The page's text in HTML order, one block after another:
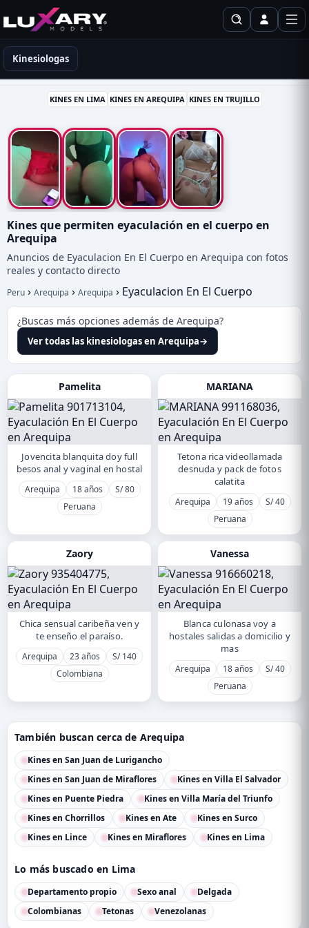
Kinesiólogas en Perú
Kinesiologas
KINES EN LIMA KINES EN AREQUIPA KINES EN TRUJILLO
Kines que permiten eyaculación en el cuerpo en
Arequipa
Anuncios de Eyaculacion En El Cuerpo en Arequipa con fotos
reales y contacto directo
Peru › Arequipa › Arequipa › Eyaculacion En El Cuerpo
¿Buscas más opciones además de Arequipa?
Ver todas las kinesiologas en Arequipa→
Pamelita
Jovencita blanquita doy full
besos anal y vaginal en hostal
Arequipa 18 años
S/ 80
Peruana
MARIANA
Tetona rica videollamada
desnuda y pack de fotos
calatita
Arequipa 19 años
S/ 40
Peruana
Zaory
Chica sensual caribeña ven y
te enseño el paraíso.
Arequipa 23 años
S/ 140
Colombiana
Vanessa
Blanca culonasa voy a
hostales salidas a domicilio y
mas
Arequipa 18 años
S/ 40
Peruana
También buscan cerca de Arequipa
Kines en San Juan de Lurigancho
Kines en San Juan de Miraflores
Kines en Villa El Salvador
Kines en Puente Piedra
Kines en Villa María del Triunfo
Kines en Chorrillos
Kines en Ate
Kines en Surco
Kines en Lince
Kines en Miraflores Kines en Lima
Lo más buscado en Lima
Departamento propio Sexo anal
Delgada
Colombianas
Tetonas Venezolanas